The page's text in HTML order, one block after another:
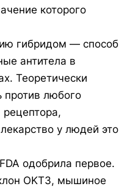
которого
гибридом — способ
антитела в
Теоретически
против любого
рецептора,
у людей это
одобрила первое.
OKT3, мышиное